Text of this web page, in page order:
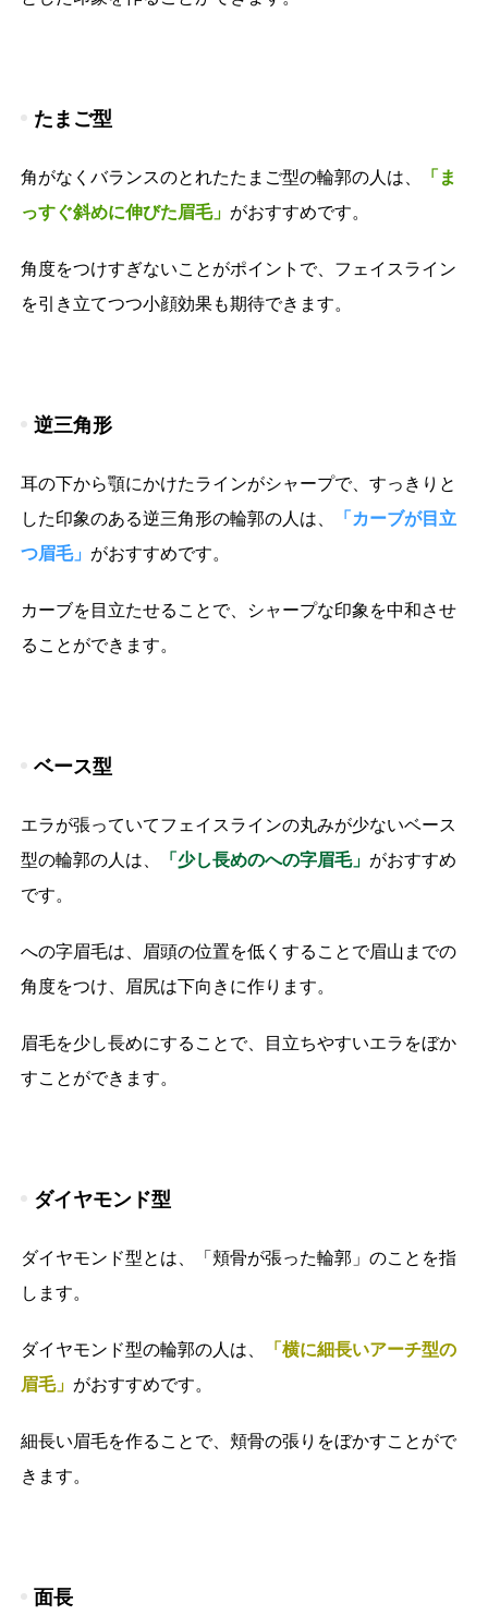
たまご型
角がなくバランスのとれたたまご型の輪郭の人は、
「ま
っすぐ斜めに伸びた眉毛」 がおすすめです。
角度をつけすぎないことがポイントで、フェイスライン
を引き立てつつ小顔効果も期待できます。
逆三角形
耳の下から顎にかけたラインがシャープで、すっきりと
した印象のある逆三角形の輪郭の人は、
「カーブが目立
つ眉毛」 がおすすめです。
カーブを目立たせることで、シャープな印象を中和させ
ることができます。
ベース型
エラが張っていてフェイスラインの丸みが少ないベース
型の輪郭の人は、
「少し長めのへの字眉毛」 がおすすめ
です。
への字眉毛は、眉頭の位置を低くすることで眉山までの
角度をつけ、眉尻は下向きに作ります。
眉毛を少し長めにすることで、目立ちやすいエラをぼか
すことができます。
ダイヤモンド型
ダイヤモンド型とは、「頬骨が張った輪郭」のことを指
します。
ダイヤモンド型の輪郭の人は、
「横に細長いアーチ型の
眉毛」 がおすすめです。
細長い眉毛を作ることで、頬骨の張りをぼかすことがで
きます。
面長